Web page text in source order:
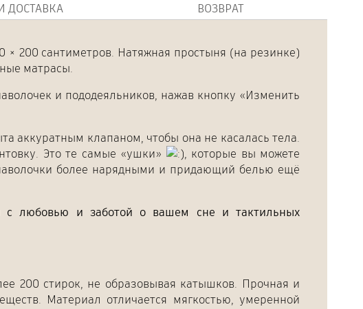
ДОСТАВКА ВОЗВРАТ
× 200 сантиметров. Натяжная простыня (на резинке)
матрасы.
и пододеяльников, нажав кнопку «Изменить
аккуратным клапаном, чтобы она не касалась тела.
Это те самые «ушки»
, которые вы можете
более нарядными и придающий белью ещё
с любовью и заботой о вашем сне и тактильных
200 стирок, не образовывая катышков. Прочная и
Материал отличается мягкостью, умеренной